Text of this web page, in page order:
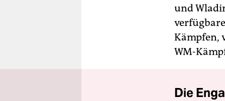
und
Kämpfen,
WM-
Die